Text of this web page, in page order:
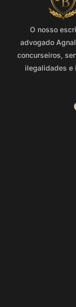
O nosso
advogado
concurseiros,
ilegalidades e